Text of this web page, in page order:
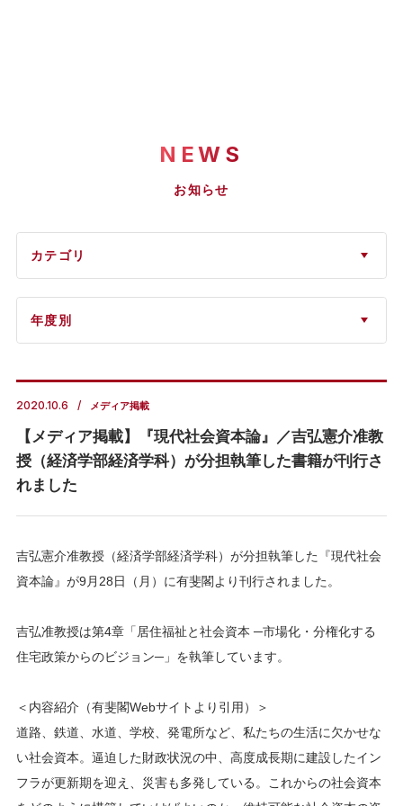
NEWS
お知らせ
2020.10.6 メディア掲載
【メディア掲載】『現代社会資本論』／吉弘憲介准教
授（経済学部経済学科）が分担執筆した書籍が刊行さ
れました
吉弘憲介准教授（経済学部経済学科）が分担執筆した『現代社会
資本論』が9月28日（月）に有斐閣より刊行されました。
吉弘准教授は第4章「居住福祉と社会資本 ─市場化・分権化する
住宅政策からのビジョン─」を執筆しています。
＜内容紹介（有斐閣Webサイトより引用）＞
道路、鉄道、水道、学校、発電所など、私たちの生活に欠かせな
い社会資本。逼迫した財政状況の中、高度成長期に建設したイン
フラが更新期を迎え、災害も多発している。これからの社会資本
カテゴリ
年度別